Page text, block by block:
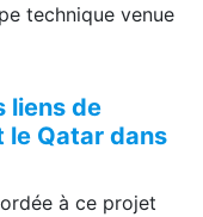
technique venue
liens de
le Qatar dans
à ce projet